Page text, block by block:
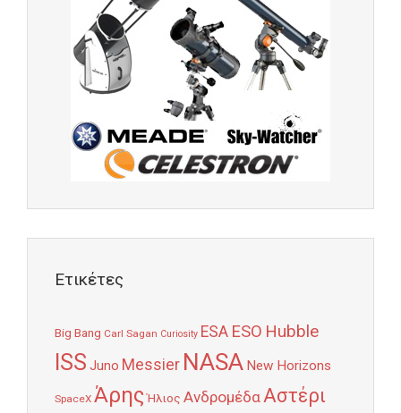
Ετικέτες
Big Bang Carl Sagan Curiosity ESA ESO Hubble
ISS Juno Messier NASA New Horizons
SpaceX Άρης Ήλιος ΑνδρομέδαΑστέρι